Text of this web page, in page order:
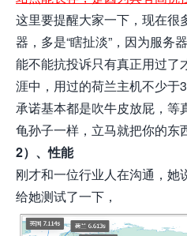
这里要提醒大家一下，现在很
器，多是“瞎扯淡”，因为服务
能不能抗投诉只有真正用过了
涯中，用过的荷兰主机不少于
承诺基本都是吹牛皮放屁，等
龟孙子一样，立马就把你的东
2）、性能
刚才和一位行业人在沟通，她
给她测试了一下，